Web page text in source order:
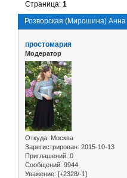
Розворская (Мирошина)
Страница:1
простомария
Модератор
Откуда: Москва
Зарегистрирован: 2015-10-13
Приглашений: 0
Сообщений: 9944
Уважение: [+2328/-1]